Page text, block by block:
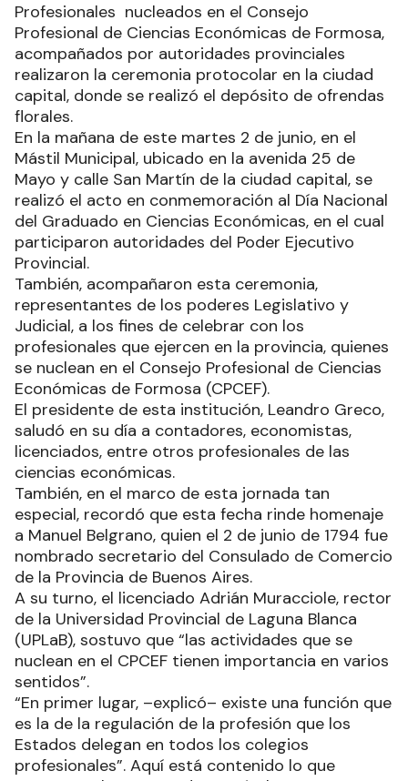
Profesionales nucleados en el Consejo
Profesional de Ciencias Económicas de Formosa,
acompañados por autoridades provinciales
realizaron la ceremonia protocolar en la ciudad
capital, donde se realizó el depósito de ofrendas
florales.
En la mañana de este martes 2 de junio, en el
Mástil Municipal, ubicado en la avenida 25 de
Mayo y calle San Martín de la ciudad capital, se
realizó el acto en conmemoración al Día Nacional
del Graduado en Ciencias Económicas, en el cual
participaron autoridades del Poder Ejecutivo
Provincial.
También, acompañaron esta ceremonia,
representantes de los poderes Legislativo y
Judicial, a los fines de celebrar con los
profesionales que ejercen en la provincia, quienes
se nuclean en el Consejo Profesional de Ciencias
Económicas de Formosa (CPCEF).
El presidente de esta institución, Leandro Greco,
saludó en su día a contadores, economistas,
licenciados, entre otros profesionales de las
ciencias económicas.
También, en el marco de esta jornada tan
especial, recordó que esta fecha rinde homenaje
a Manuel Belgrano, quien el 2 de junio de 1794 fue
nombrado secretario del Consulado de Comercio
de la Provincia de Buenos Aires.
A su turno, el licenciado Adrián Muracciole, rector
de la Universidad Provincial de Laguna Blanca
(UPLaB), sostuvo que “las actividades que se
nuclean en el CPCEF tienen importancia en varios
sentidos”.
“En primer lugar, –explicó– existe una función que
es la de la regulación de la profesión que los
Estados delegan en todos los colegios
profesionales”. Aquí está contenido lo que